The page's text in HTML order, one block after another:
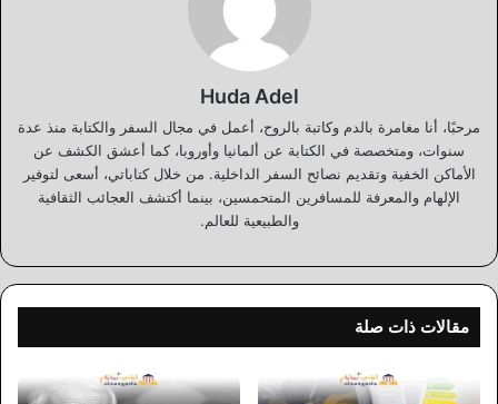
Huda Adel
مرحبًا، أنا مغامرة بالدم وكاتبة بالروح، أعمل في مجال السفر والكتابة منذ عدة
سنوات، ومتخصصة في الكتابة عن ألمانيا وأوروبا، كما أعشق الكشف عن
الأماكن الخفية وتقديم نصائح السفر الداخلية. من خلال كتاباتي، أسعى لتوفير
الإلهام والمعرفة للمسافرين المتحمسين، بينما أكتشف العجائب الثقافية
والطبيعية للعالم.
مقالات ذات صلة